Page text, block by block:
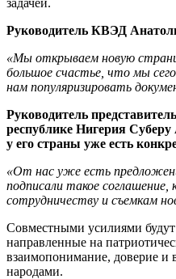
Руководитель КВЭД
«Мы открываем новую
большое счастье, что мы
нам популяризировать
Руководитель
республике Нигерия
у его страны уже есть
«От нас уже есть
подписали такое
сотрудничеству и съемкам
Совместными усилиями будут
направленные на
взаимопонимание, доверие и
народами.